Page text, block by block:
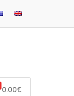
0.00€